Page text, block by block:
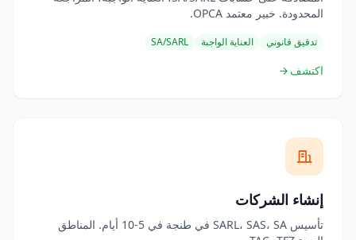
المحدودة. خبير معتمد OPCA.
تدقيق قانوني العناية الواجبة SA/SARL
اكتشف
إنشاء الشركات
تأسيس SARL، SAS، SA في طنجة في 5-10 أيام. المناطق